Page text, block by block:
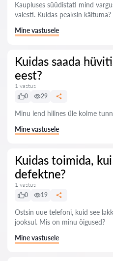
Kaupluses süüdistati mind
valesti. Kuidas peaksin käituma?
Mine vastusele
Kuidas saada
eest?
1 vastus
0
29
Minu lend hilines üle kolme
Mine vastusele
Kuidas toimida,
defektne?
1 vastus
0
19
Ostsin uue telefoni, kuid see
jooksul. Mis on minu õigused?
Mine vastusele